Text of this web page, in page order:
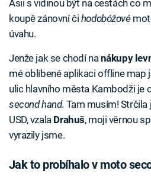
Asii s vidinou být na cestách co
koupě zánovní či hodobóžové
úvahu.
Jenže jak se chodí na nákupy
mé oblíbené aplikaci offline map
ulic hlavního města Kambodži je
second hand. Tam musím!
USD, vzala Drahuš, moji věrnou
vyrazily jsme.
Jak to probíhalo v moto